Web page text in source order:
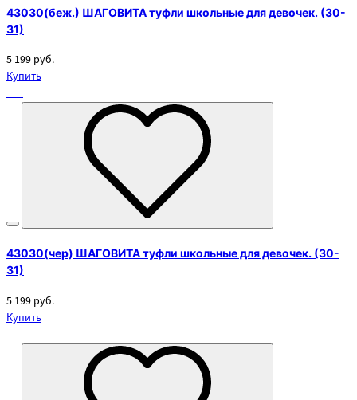
43030(беж.) ШАГОВИТА туфли школьные для девочек. (30-
31)
5 199 руб.
Купить
43030(чер) ШАГОВИТА туфли школьные для девочек. (30-
31)
5 199 руб.
Купить